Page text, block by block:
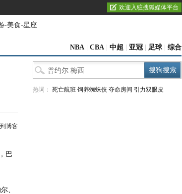
欢迎入驻搜狐媒体平台
-美食-星座
NBA CBA 中超 亚冠 足球 综合
博客
巴
、
热词： 死亡航班 饲养蜘蛛侠 夺命房间 引力双眼皮